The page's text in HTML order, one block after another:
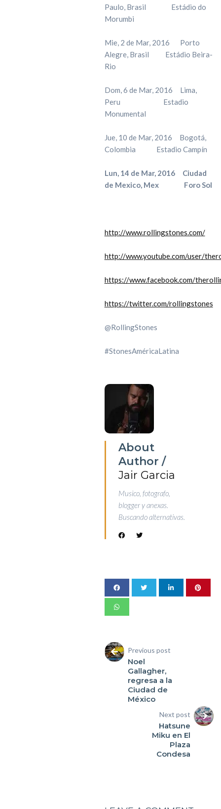
Paulo, Brasil Estádio do
Morumbi
Mie, 2 de Mar, 2016 Porto
Alegre, Brasil Estádio Beira-
Rio
Dom, 6 de Mar, 2016 Lima,
Peru Estadio
Monumental
Jue, 10 de Mar, 2016 Bogotá,
Colombia Estadio Campín
Lun, 14 de Mar, 2016 Ciudad
de Mexico, Mex Foro Sol
http://www.rollingstones.com/
http://www.youtube.com/user/
https://www.facebook.com/
https://twitter.com/rollingstones
@RollingStones
#StonesAméricaLatina
About
Author /
Jair Garcia
Musico, fotografo,
blogger y anexas.
Buscando alternativas.
Previous post
Noel
Gallagher,
regresa a la
Ciudad de
México
Next post
Hatsune
Miku en El
Plaza
Condesa